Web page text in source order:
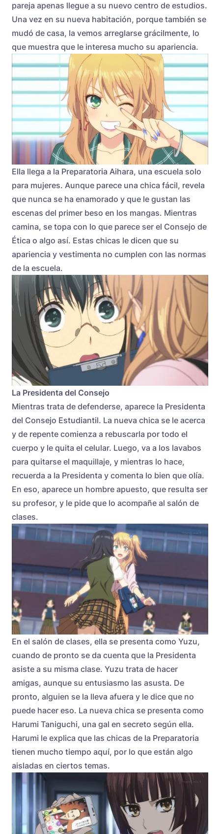
pareja apenas llegue a su nuevo centro de estudios.
Una vez en su nueva habitación, porque también se
mudó de casa, la vemos arreglarse grácilmente, lo
que muestra que le interesa mucho su apariencia.
Ella llega a la Preparatoria Aihara, una escuela solo
para mujeres. Aunque parece una chica fácil, revela
que nunca se ha enamorado y que le gustan las
escenas del primer beso en los mangas. Mientras
camina, se topa con lo que parece ser el Consejo de
Ética o algo así. Estas chicas le dicen que su
apariencia y vestimenta no cumplen con las normas
de la escuela.
La Presidenta del Consejo
Mientras trata de defenderse, aparece la Presidenta
del Consejo Estudiantil. La nueva chica se le acerca
y de repente comienza a rebuscarla por todo el
cuerpo y le quita el celular. Luego, va a los lavabos
para quitarse el maquillaje, y mientras lo hace,
recuerda a la Presidenta y comenta lo bien que olía.
En eso, aparece un hombre apuesto, que resulta ser
su profesor, y le pide que lo acompañe al salón de
clases.
En el salón de clases, ella se presenta como Yuzu,
cuando de pronto se da cuenta que la Presidenta
asiste a su misma clase. Yuzu trata de hacer
amigas, aunque su entusiasmo las asusta. De
pronto, alguien se la lleva afuera y le dice que no
puede hacer eso. La nueva chica se presenta como
Harumi Taniguchi, una gal en secreto según ella.
Harumi le explica que las chicas de la Preparatoria
tienen mucho tiempo aquí, por lo que están algo
aisladas en ciertos temas.